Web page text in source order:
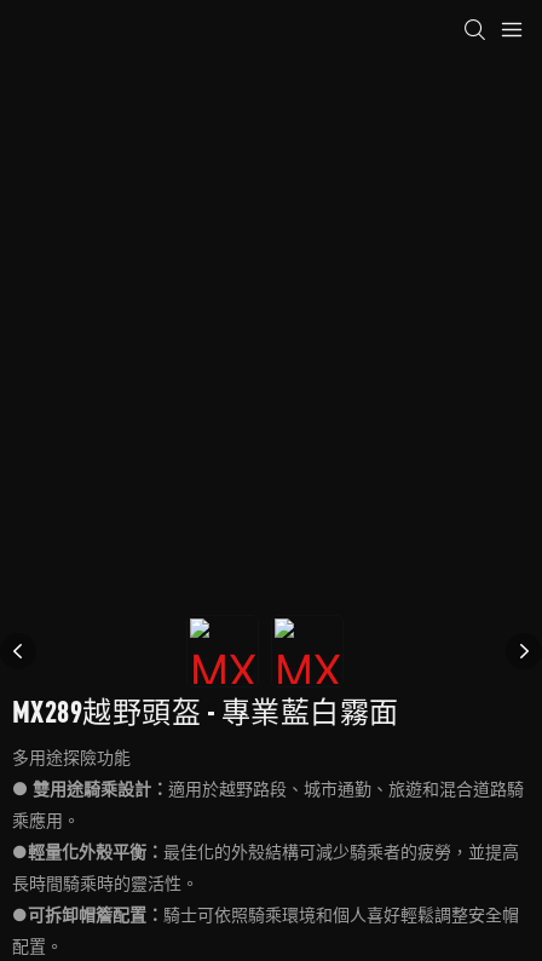
MX289越野頭盔 - 專業藍白霧面
多用途探險功能
● 雙用途騎乘設計： 適用於越野路段、城市通勤、旅遊和混合道路騎
乘應用。
●輕量化外殼平衡： 最佳化的外殼結構可減少騎乘者的疲勞，並提高
長時間騎乘時的靈活性。
●可拆卸帽簷配置： 騎士可依照騎乘環境和個人喜好輕鬆調整安全帽
配置。